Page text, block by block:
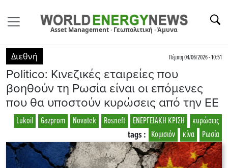
Asset Management · Γεωπολιτική · Άμυνα
Διεθνή Πέμπτη 04/06/2026 - 10:51
Politico: Κινεζικές εταιρείες που
βοηθούν τη Ρωσία είναι οι επόμενες
που θα υποστούν κυρώσεις από την ΕΕ
κυρώσεις
ΕΝΕΡΓΕΙΑΚΗ ΚΡΙΣΗ
Rosneft
Novatek
Gazprom
Lukoil
Ρωσία
κίνα
Κομισιόν
tags :